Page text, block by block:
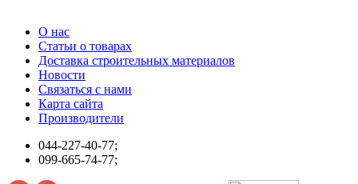
О нас
Статьи о товарах
Доставка строительных материалов
Новости
Связаться с нами
Карта сайта
Производители
044-227-40-77;
099-665-74-77;